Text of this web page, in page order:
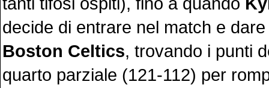
decide di entrare nel match e
Boston Celtics, trovando i punti
quarto parziale (121-112) per